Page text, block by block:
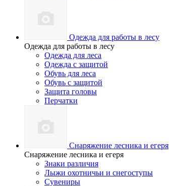
Одежда для работы в лесу
Одежда для работы в лесу
Одежда для леса
Одежда с защитой
Обувь для леса
Обувь с защитой
Защита головы
Перчатки
Снаряжение лесника и егеря
Снаряжение лесника и егеря
Знаки различия
Лыжи охотничьи и снегоступы
Сувениры